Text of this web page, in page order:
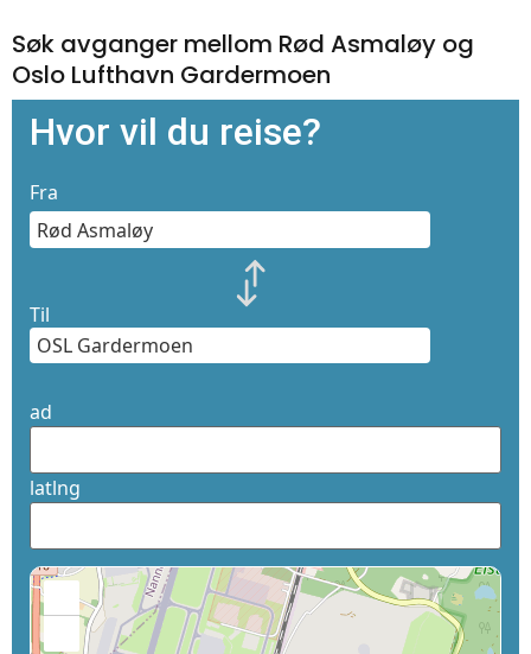
Søk avganger mellom Rød Asmaløy og
Oslo Lufthavn Gardermoen
Hvor vil du reise?
Fra
Til
ad
latlng